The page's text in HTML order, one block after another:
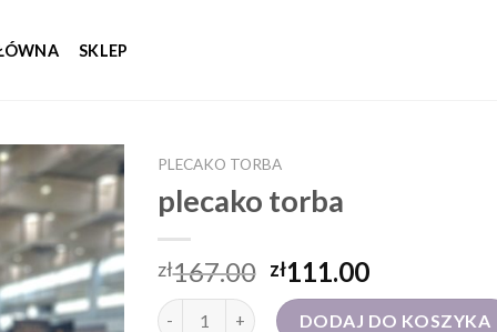
SKLEP
PLECAKO TORBA
plecako torba
zł167.00 zł111.00
ilość plecako torba DODAJ DO KOSZYKA